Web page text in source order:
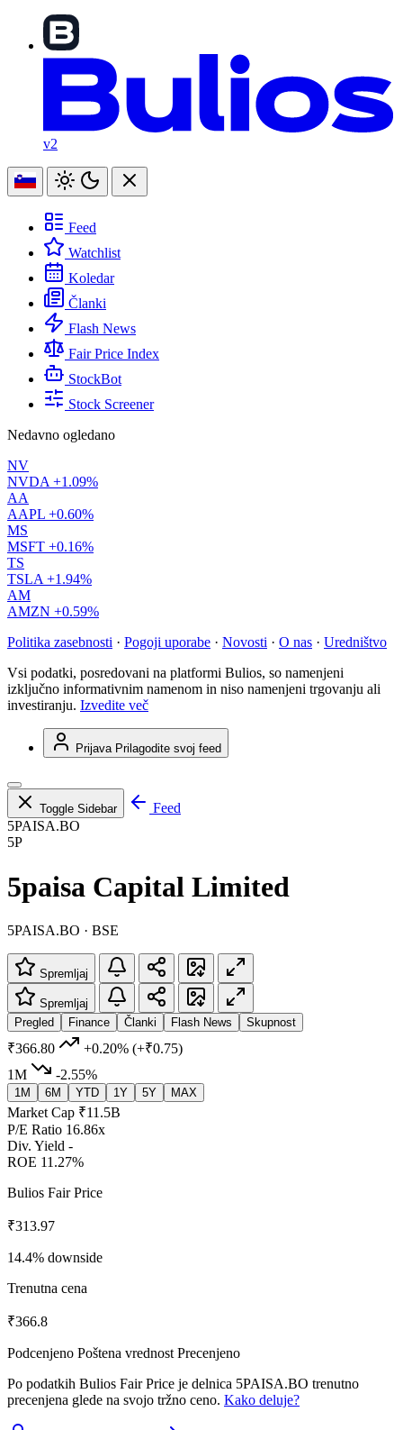
v2
Feed
Watchlist
Koledar
Članki
Flash News
Fair Price Index
StockBot
Stock Screener
Nedavno ogledano
NV
NVDA +1.09%
AA
AAPL +0.60%
MS
MSFT +0.16%
TS
TSLA +1.94%
AM
AMZN +0.59%
Politika zasebnosti · Pogoji uporabe · Novosti · O nas · Uredništvo
Vsi podatki, posredovani na platformi Bulios, so namenjeni
izključno informativnim namenom in niso namenjeni trgovanju ali
investiranju. Izvedite več
Prijava Prilagodite svoj feed
Toggle Sidebar
Feed
5PAISA.BO
5P
5paisa Capital Limited
5PAISA.BO · BSE
Spremljaj
Spremljaj
Pregled
Finance Članki Flash News Skupnost
₹366.80 +0.20% (+₹0.75)
1M
-2.55%
1M 6M YTD 1Y 5Y MAX
Market Cap ₹11.5B
P/E Ratio 16.86x
Div. Yield -
ROE 11.27%
Bulios Fair Price
₹313.97
14.4% downside
Trenutna cena
₹366.8
Podcenjeno Poštena vrednost Precenjeno
Po podatkih Bulios Fair Price je delnica 5PAISA.BO trenutno
precenjena glede na svojo tržno ceno. Kako deluje?